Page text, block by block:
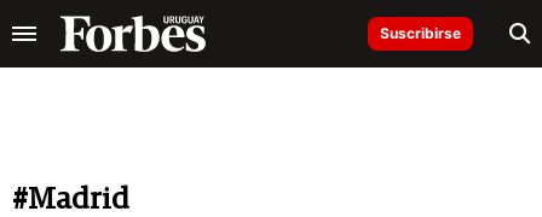
Suscribirse
#Madrid